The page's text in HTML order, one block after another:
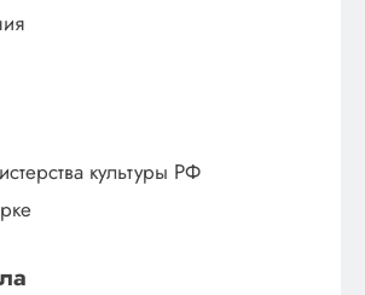
культуры РФ